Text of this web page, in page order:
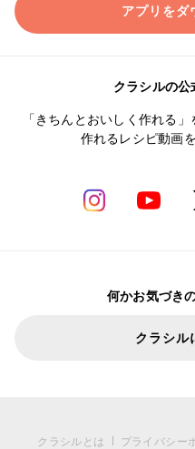
アプリをダ
クラシルの公
「きちんとおいしく作れる
作れるレシピ動画
何かお気づき
クラシル
クラシルとは プライバシー